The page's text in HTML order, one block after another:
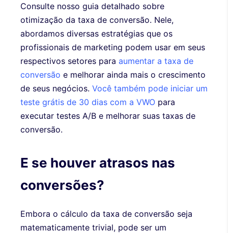
Consulte nosso guia detalhado sobre
otimização da taxa de conversão. Nele,
abordamos diversas estratégias que os
profissionais de marketing podem usar em seus
respectivos setores para aumentar a taxa de
conversão e melhorar ainda mais o crescimento
de seus negócios. Você também pode iniciar um
teste grátis de 30 dias com a VWO para
executar testes A/B e melhorar suas taxas de
conversão.
E se houver atrasos nas
conversões?
Embora o cálculo da taxa de conversão seja
matematicamente trivial, pode ser um